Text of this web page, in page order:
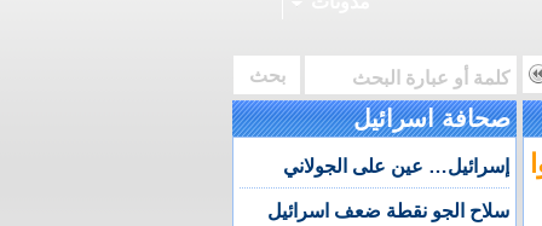
صحافة اسرائيل
إسرائيل… عين على الجولاني
سلاح الجو نقطة ضعف اسرائيل